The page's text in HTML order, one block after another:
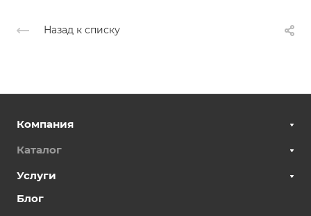
Назад к списку
Компания
Каталог
Услуги
Блог